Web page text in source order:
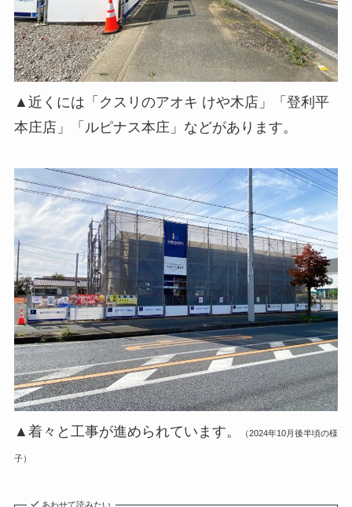
▲近くには「クスリのアオキ けや木店」「登利平
本庄店」「ルピナス本庄」などがあります。
▲着々と工事が進められています。 （2024年10月後半頃の様
子）
あわせて読みたい